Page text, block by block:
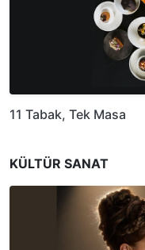
11 Tabak, Tek Masa
KÜLTÜR SANAT